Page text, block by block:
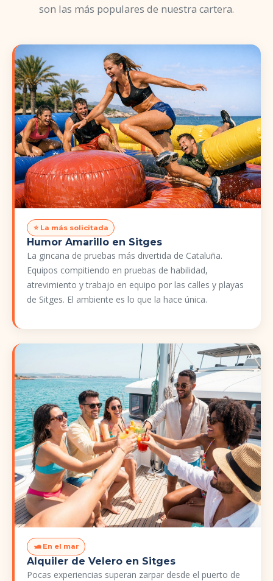
son las más populares de nuestra cartera.
⭐ La más solicitada
Humor Amarillo en Sitges
La gincana de pruebas más divertida de Cataluña.
Equipos compitiendo en pruebas de habilidad,
atrevimiento y trabajo en equipo por las calles y playas
de Sitges. El ambiente es lo que la hace única.
🛥️ En el mar
Alquiler de Velero en Sitges
Pocas experiencias superan zarpar desde el puerto de